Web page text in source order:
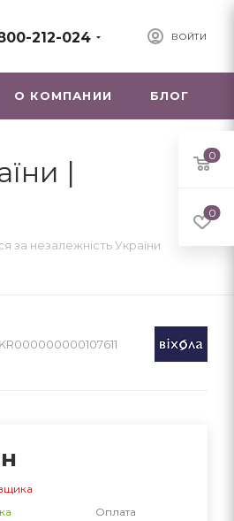
ВОЙТИ
212-024
О КОМПАНИИ БЛОГ
|
за незалежність України
Оплата
0
0